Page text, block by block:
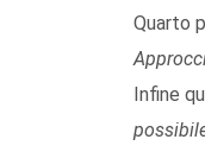
Quarto
Infine